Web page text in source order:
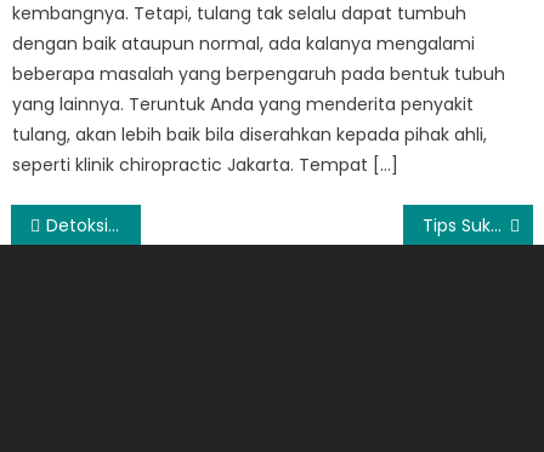
kembangnya. Tetapi, tulang tak selalu dapat tumbuh
dengan baik ataupun normal, ada kalanya mengalami
beberapa masalah yang berpengaruh pada bentuk tubuh
yang lainnya. Teruntuk Anda yang menderita penyakit
tulang, akan lebih baik bila diserahkan kepada pihak ahli,
seperti klinik chiropractic Jakarta. Tempat […]
Post
Detoksifikasi Dapat Dilakukan Dengan Minum Jus Sayur dan Buah Tips Sukses Bisnis Online yang Perlu Dipahami Oleh Pemula